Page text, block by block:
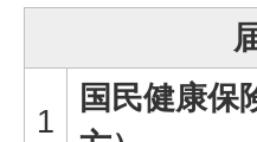
1
国民健康保